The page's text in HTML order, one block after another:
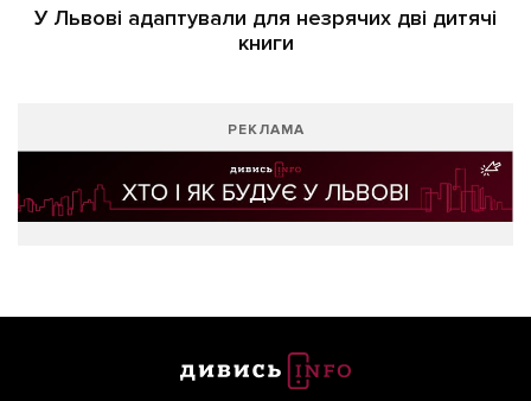
У Львові адаптували для незрячих дві дитячі
книги
РЕКЛАМА